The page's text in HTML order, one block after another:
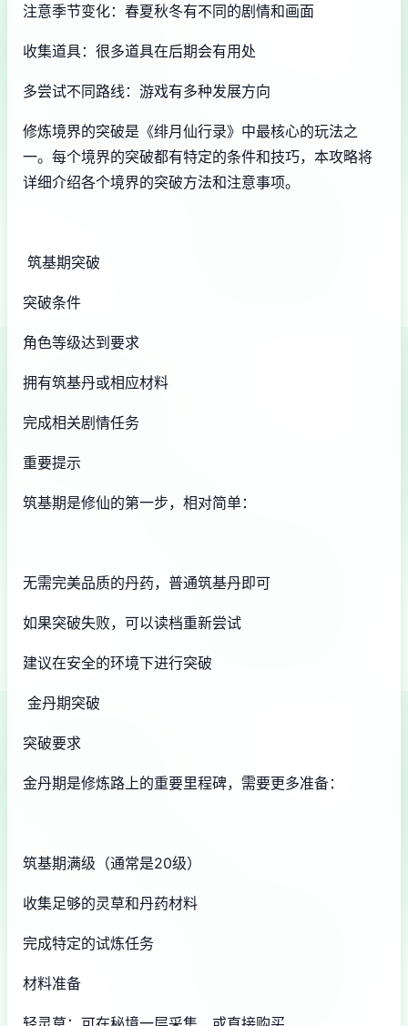
注意季节变化：春夏秋冬有不同的剧情和画面
收集道具：很多道具在后期会有用处
多尝试不同路线：游戏有多种发展方向
修炼境界的突破是《绯月仙行录》中最核心的玩法之
一。每个境界的突破都有特定的条件和技巧，本攻略将
详细介绍各个境界的突破方法和注意事项。
筑基期突破
突破条件
角色等级达到要求
拥有筑基丹或相应材料
完成相关剧情任务
重要提示
筑基期是修仙的第一步，相对简单：
无需完美品质的丹药，普通筑基丹即可
如果突破失败，可以读档重新尝试
建议在安全的环境下进行突破
金丹期突破
突破要求
金丹期是修炼路上的重要里程碑，需要更多准备：
筑基期满级（通常是20级）
收集足够的灵草和丹药材料
完成特定的试炼任务
材料准备